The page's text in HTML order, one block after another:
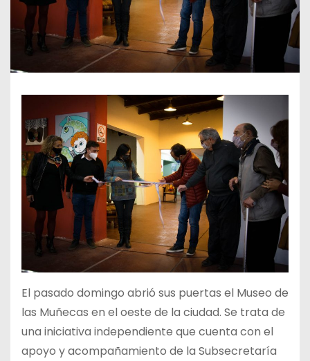
El pasado domingo abrió sus puertas el Museo de
las Muñecas en el oeste de la ciudad. Se trata de
una iniciativa independiente que cuenta con el
apoyo y acompañamiento de la Subsecretaría